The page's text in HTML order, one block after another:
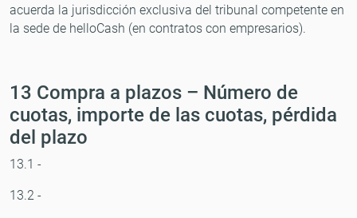
acuerda la jurisdicción exclusiva del tribunal competente en
la sede de helloCash (en contratos con empresarios).
13 Compra a plazos – Número de
cuotas, importe de las cuotas, pérdida
del plazo
13.1 -
13.2 -